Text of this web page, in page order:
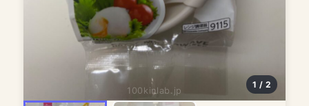
100kinlab.jp
1 / 2